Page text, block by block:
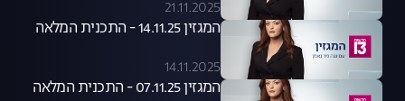
21.11.2025
המגזין 14.11.25 - התכנית המלאה
14.11.2025
המגזין 07.11.25 - התכנית המלאה